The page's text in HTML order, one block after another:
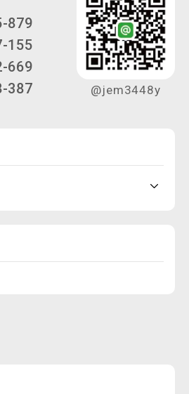
879
155
669
387 @jem3448y